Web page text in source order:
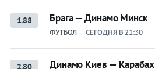
1.88 Брага — Динамо Минск
ФУТБОЛ СЕГОДНЯ В 21:30
2.80 Динамо Киев — Карабах